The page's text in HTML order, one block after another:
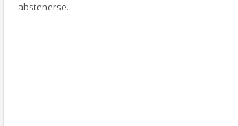
abstenerse.